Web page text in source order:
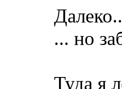
... но
Туда я